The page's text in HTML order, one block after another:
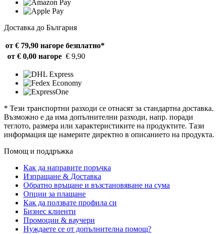
Доставка до България
от € 79,90 нагоре безплатно*
от € 0,00 нагоре € 9,90
* Тези транспортни разходи се отнасят за стандартна доставка.
Възможно е да има допълнителни разходи, напр. поради
теглото, размера или характеристиките на продуктите. Тази
информация ще намерите директно в описанието на продукта.
Помощ и поддръжка
Как да направите поръчка
Изпращане & Доставка
Обратно връщане и възстановяване на сума
Опции за плащане
Как да ползвате профила си
Бизнес клиенти
Промоции & ваучери
Нуждаете се от допълнителна помощ?